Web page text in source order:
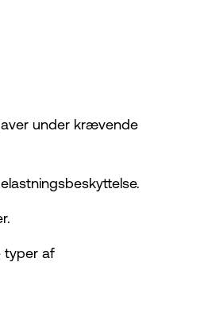
under krævende
typer af